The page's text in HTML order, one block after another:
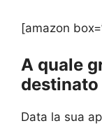
[amazon
A quale
Data la sua